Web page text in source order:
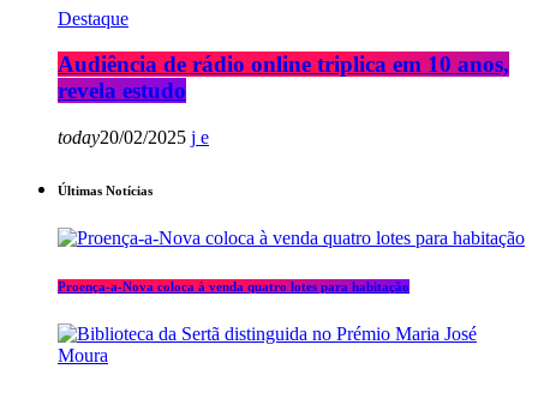
Destaque
Audiência de rádio online triplica em 10 anos,
revela estudo
today20/02/2025
Últimas Notícias
Proença-a-Nova coloca à venda quatro lotes para habitação